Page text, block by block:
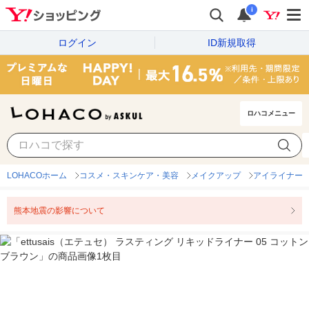
i
ログイン ID新規取得
ロハコメニュー
LOHACOホーム コスメ・スキンケア・美容 メイクアップ アイライナー
熊本地震の影響について